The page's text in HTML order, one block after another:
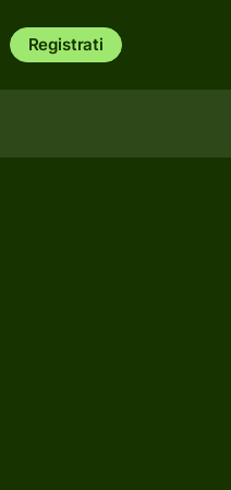
Registrati